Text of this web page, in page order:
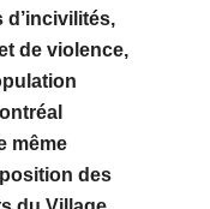
de violence,
même
des